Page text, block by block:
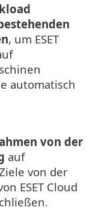
, um ESET
automatisch
von der
auf
von der
ESET Cloud